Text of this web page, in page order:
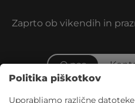
O nas
Zaprto ob vikendih in
Politika piškotkov
Uporabljamo različne